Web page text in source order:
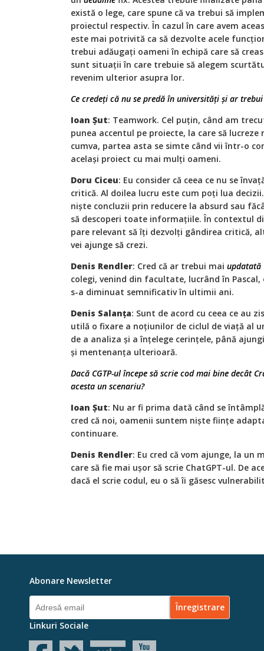
există o lege, care spune că va trebui să
proiectul respectiv. În cazul în care avem
este mai potrivită ca să dezvolte acele
trebui adăugați oameni în echipă care să
sunt situații în care trebuie să alegem
revenim ulterior asupra lor.
Ce credeți că nu se predă în universități și ar trebui
Ioan Șut: Teamwork. Cel puțin, când am
punea accentul pe proiecte, la care să
cumva, partea asta se simte când vii într-o
același proiect cu mai mulți oameni.
Doru Ciceu: Eu consider că ceea ce nu se
critică. Al doilea lucru este cum poți lua
niște concluzii prin reducere la absurd sau
să descoperi toate informațiile. În contextul
pare relevant să îți dezvolți gândirea critică,
vei ajunge să crezi.
Denis Rendler: Cred că ar trebui mai updatată
colegi, venind din facultate, lucrând în
s-a diminuat semnificativ în ultimii ani.
Denis Salanța: Sunt de acord cu ceea ce au
utilă o fixare a noțiunilor de ciclul de viață al
de a analiza și a înțelege cerințele, până
și mentenanța ulterioară.
Dacă CGTP-ul începe să scrie cod mai bine decât
acesta un scenariu?
Ioan Șut: Nu ar fi prima dată când se
cred că noi, oamenii suntem niște ființe
continuare.
Denis Rendler: Eu cred că vom ajunge, la un
care să fie mai ușor să scrie ChatGPT-ul. De
dacă el scrie codul, eu o să îi găsesc
Abonare Newsletter
Linkuri Sociale